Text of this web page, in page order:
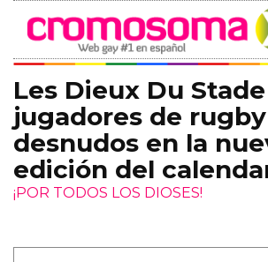
Les Dieux Du Stade
jugadores de rugby
desnudos en la
edición del
¡POR TODOS LOS DIOSES!